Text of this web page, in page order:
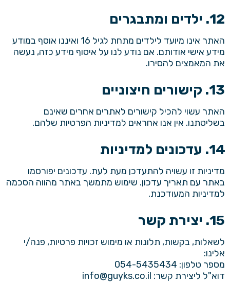
12. ילדים ומתבגרים
האתר אינו מיועד לילדים מתחת לגיל 16 ואיננו אוסף במודע
מידע אישי אודותם. אם נודע לנו על איסוף מידע כזה, נעשה
את המאמצים להסירו.
13. קישורים חיצוניים
האתר עשוי להכיל קישורים לאתרים אחרים שאינם
בשליטתנו. אין אנו אחראים למדיניות הפרטיות שלהם.
14. עדכונים למדיניות
מדיניות זו עשויה להתעדכן מעת לעת. עדכונים יפורסמו
באתר עם תאריך עדכון. שימוש מתמשך באתר מהווה הסכמה
למדיניות המעודכנת.
15. יצירת קשר
לשאלות, בקשות, תלונות או מימוש זכויות פרטיות, פנה/י
אלינו:
מספר טלפון: 054-5435434
דוא"ל ליצירת קשר: info@guyks.co.il